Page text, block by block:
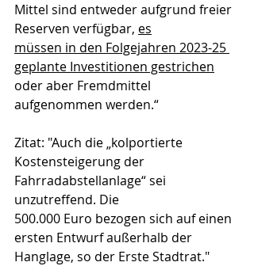
Mittel sind entweder aufgrund freier
Reserven verfügbar, es
müssen in den Folgejahren 2023-25
geplante Investitionen gestrichen
oder aber Fremdmittel
aufgenommen werden.“
Zitat: "Auch die „kolportierte
Kostensteigerung der
Fahrradabstellanlage“ sei
unzutreffend. Die
500.000 Euro bezogen sich auf einen
ersten Entwurf außerhalb der
Hanglage, so der Erste Stadtrat."